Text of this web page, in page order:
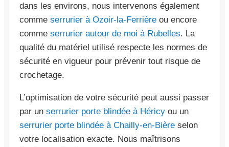
dans les environs, nous intervenons également
comme serrurier à Ozoir-la-Ferrière ou encore
comme serrurier autour de moi à Rubelles. La
qualité du matériel utilisé respecte les normes de
sécurité en vigueur pour prévenir tout risque de
crochetage.
L’optimisation de votre sécurité peut aussi passer
par un serrurier porte blindée à Héricy ou un
serrurier porte blindée à Chailly-en-Bière selon
votre localisation exacte. Nous maîtrisons